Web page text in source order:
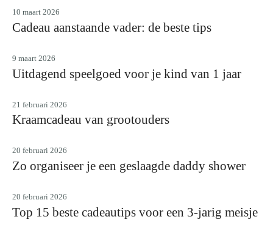
10 maart 2026
Cadeau aanstaande vader: de beste tips
9 maart 2026
Uitdagend speelgoed voor je kind van 1 jaar
21 februari 2026
Kraamcadeau van grootouders
20 februari 2026
Zo organiseer je een geslaagde daddy shower
20 februari 2026
Top 15 beste cadeautips voor een 3-jarig meisje